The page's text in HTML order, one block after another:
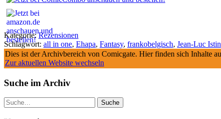
Kategorie:Rezensionen
Schlagwort: all in one, Ehapa, Fantasy, frankobelgisch, Jean-Luc Istin
Dies ist der Archivbereich von Comicgate. Hier finden sich Inhalte
Zur aktuellen Website wechseln
Suche im Archiv
Suche